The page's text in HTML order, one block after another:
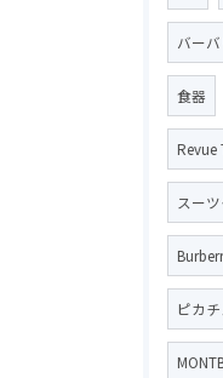
バー
食器
スー
ピカ